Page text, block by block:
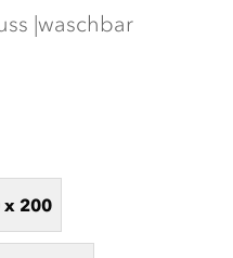
|waschbar
x 200